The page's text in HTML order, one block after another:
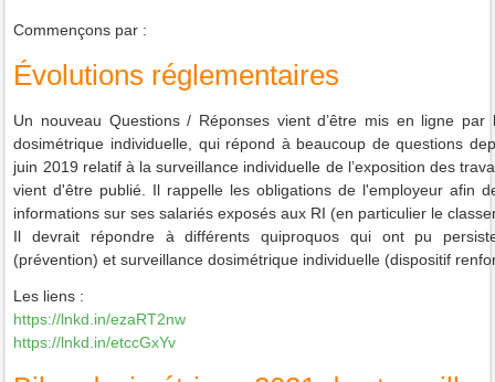
Commençons par :
Évolutions réglementaires
Un nouveau Questions / Réponses vient d’être mis en ligne par
dosimétrique individuelle, qui répond à beaucoup de questions
juin 2019 relatif à la surveillance individuelle de l’exposition des
vient d'être publié. Il rappelle les obligations de l'employeur afin
informations sur ses salariés exposés aux RI (en particulier le
Il devrait répondre à différents quiproquos qui ont pu
(prévention) et surveillance dosimétrique individuelle (dispositif
Les liens :
https://lnkd.in/ezaRT2nw
https://lnkd.in/etccGxYv